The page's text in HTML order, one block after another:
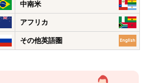
中南米
アフリカ
その他英語圏